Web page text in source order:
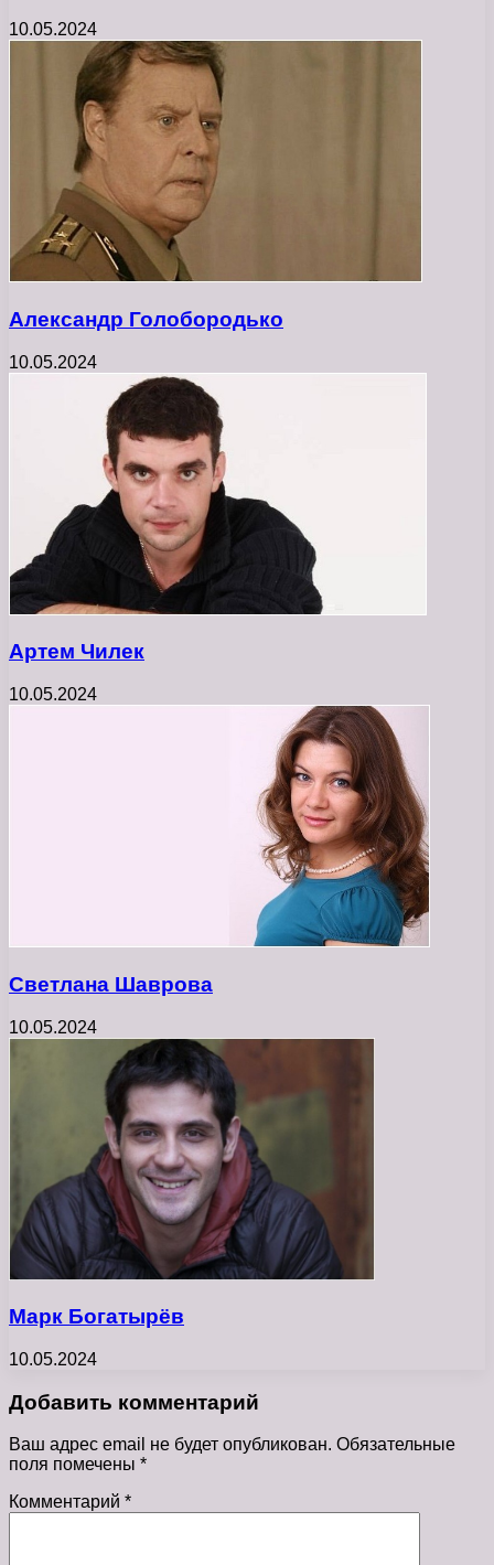
10.05.2024
Александр Голобородько
10.05.2024
Артем Чилек
10.05.2024
Светлана Шаврова
10.05.2024
Марк Богатырёв
10.05.2024
Добавить комментарий
Ваш адрес email не будет опубликован. Обязательные
поля помечены *
Комментарий *